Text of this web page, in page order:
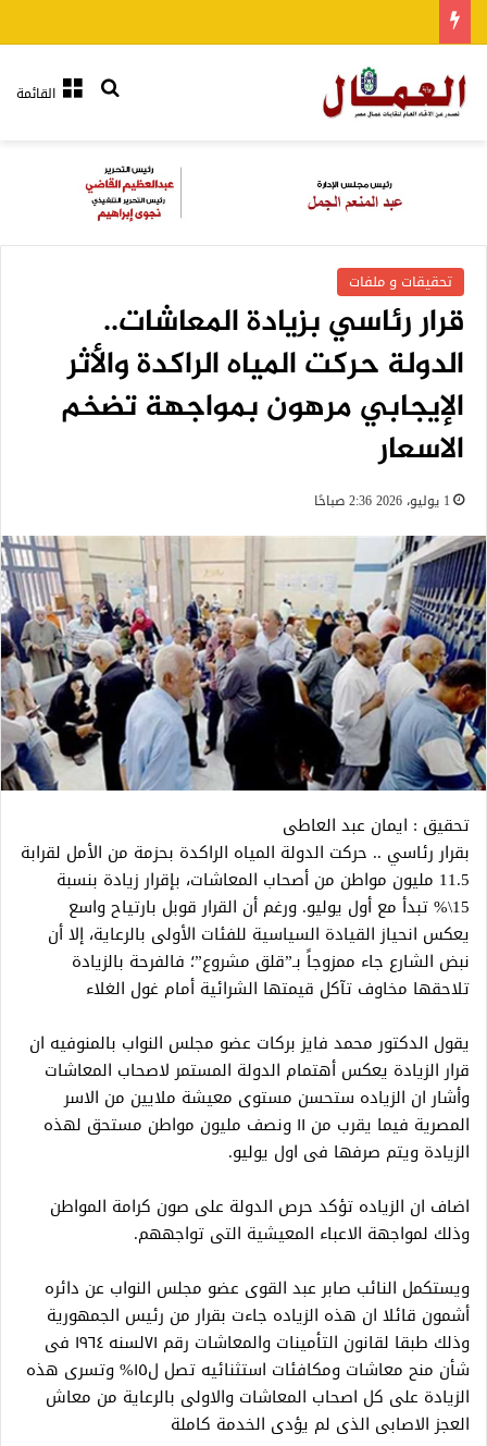
القائمةبحث عن
تحقيقات و ملفات
قرار رئاسي بزيادة المعاشات..
الدولة حركت المياه الراكدة والأثر
الإيجابي مرهون بمواجهة تضخم
الاسعار
1 يوليو، 2026 2:36 صباحًا
تحقيق : ايمان عبد العاطى
بقرار رئاسي .. حركت الدولة المياه الراكدة بحزمة من الأمل لقرابة
11.5 مليون مواطن من أصحاب المعاشات، بإقرار زيادة بنسبة
15\% تبدأ مع أول يوليو. ورغم أن القرار قوبل بارتياح واسع
يعكس انحياز القيادة السياسية للفئات الأولى بالرعاية، إلا أن
نبض الشارع جاء ممزوجاً بـ”قلق مشروع”؛ فالفرحة بالزيادة
تلاحقها مخاوف تآكل قيمتها الشرائية أمام غول الغلاء
يقول الدكتور محمد فايز بركات عضو مجلس النواب بالمنوفيه ان
قرار الزيادة يعكس أهتمام الدولة المستمر لاصحاب المعاشات
وأشار ان الزياده ستحسن مستوى معيشة ملايين من الاسر
المصرية فيما يقرب من ١١ ونصف مليون مواطن مستحق لهذه
الزيادة ويتم صرفها فى اول يوليو.
اضاف ان الزياده تؤكد حرص الدولة على صون كرامة المواطن
وذلك لمواجهة الاعباء المعيشية التى تواجههم.
ويستكمل النائب صابر عبد القوى عضو مجلس النواب عن دائره
أشمون قائلا ان هذه الزياده جاءت بقرار من رئيس الجمهورية
وذلك طبقا لقانون التأمينات والمعاشات رقم ٧١لسنه ١٩٦٤ فى
شأن منح معاشات ومكافئات استثنائيه تصل ل١٥% وتسرى هذه
الزيادة على كل اصحاب المعاشات والاولى بالرعاية من معاش
العجز الاصابى الذى لم يؤدى الخدمة كاملة